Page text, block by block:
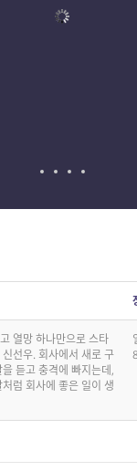
열망 하나만으로 스타
선우. 회사에서 새로 구
듣고 충격에 빠지는데,
럼 회사에 좋은 일이 생